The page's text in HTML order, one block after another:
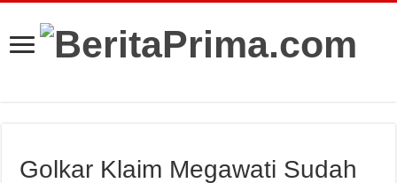
Golkar Klaim Megawati Sudah